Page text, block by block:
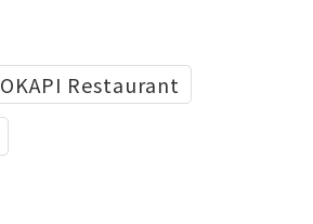
OKAPI Restaurant